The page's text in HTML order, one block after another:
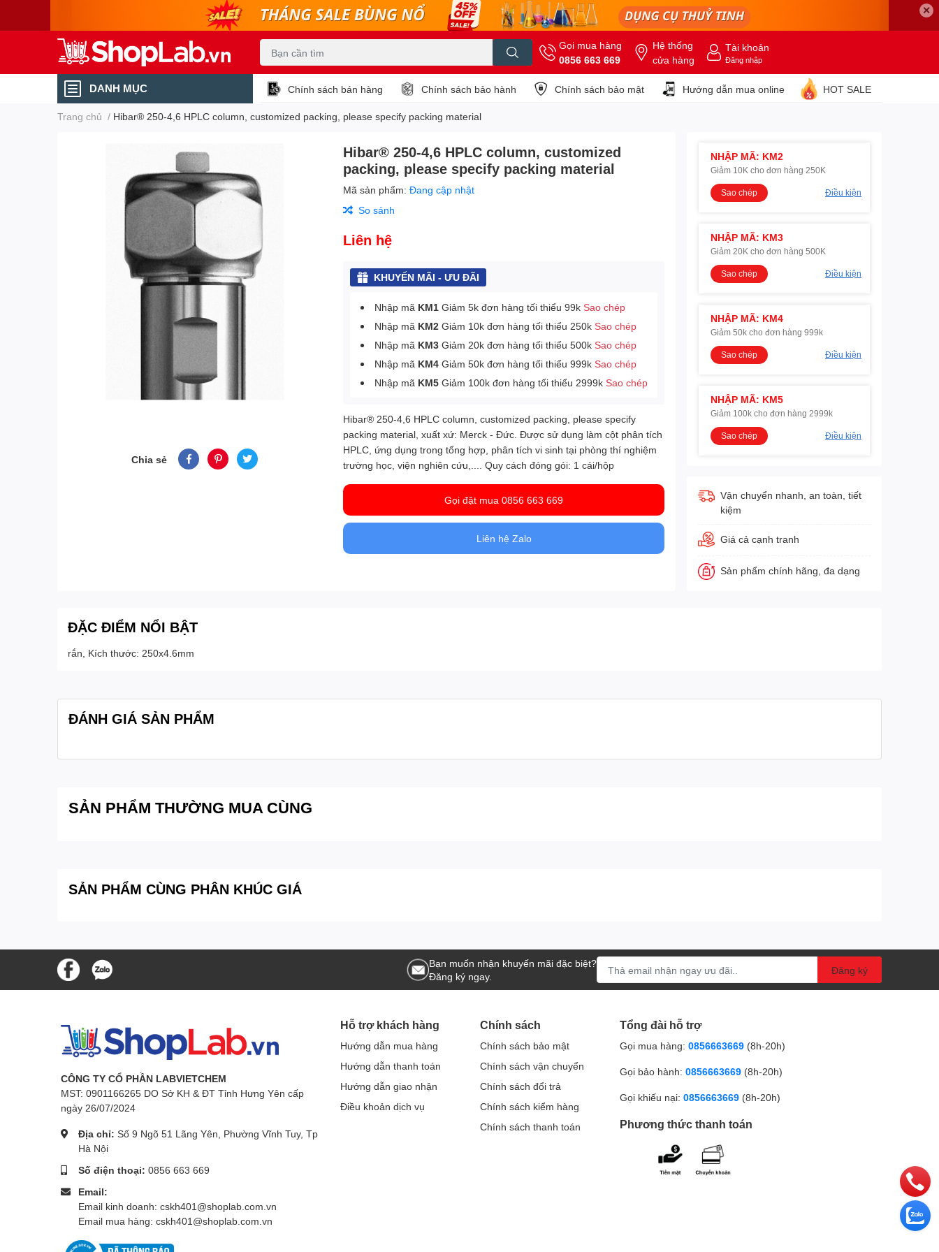
✕
Gọi mua hàng
0856 663 669
Hệ thống
cửa hàng
Tài khoản
Đăng nhập
DANH MỤC Chính sách bán hàng Chính sách bảo hành Chính sách bảo mật Hướng dẫn mua online HOT SALE
Trang chủ / Hibar® 250-4,6 HPLC column, customized packing, please specify packing material
Chia sẻ
Hibar® 250-4,6 HPLC column, customized
packing, please specify packing material
Mã sản phẩm:Đang cập nhật
So sánh
Liên hệ
KHUYẾN MÃI - ƯU ĐÃI
Nhập mã KM1 Giảm 5k đơn hàng tối thiểu 99kSao chép
Nhập mã KM2 Giảm 10k đơn hàng tối thiểu 250kSao chép
Nhập mã KM3 Giảm 20k đơn hàng tối thiểu 500kSao chép
Nhập mã KM4 Giảm 50k đơn hàng tối thiểu 999kSao chép
Nhập mã KM5 Giảm 100k đơn hàng tối thiểu 2999kSao chép
Hibar® 250-4,6 HPLC column, customized packing, please specify
packing material, xuất xứ: Merck - Đức. Được sử dụng làm cột phân tích
HPLC, ứng dụng trong tổng hợp, phân tích vi sinh tại phòng thí nghiệm
trường học, viện nghiên cứu,.... Quy cách đóng gói: 1 cái/hộp
Gọi đặt mua 0856 663 669
Liên hệ Zalo
NHẬP MÃ: KM2
Giảm 10K cho đơn hàng 250K
Sao chép Điều kiện
NHẬP MÃ: KM3
Giảm 20K cho đơn hàng 500K
Sao chép Điều kiện
NHẬP MÃ: KM4
Giảm 50k cho đơn hàng 999k
Sao chép Điều kiện
NHẬP MÃ: KM5
Giảm 100k cho đơn hàng 2999k
Sao chép Điều kiện
Vận chuyển nhanh, an toàn, tiết
kiệm
Giá cả cạnh tranh
Sản phẩm chính hãng, đa dạng
ĐẶC ĐIỂM NỔI BẬT
rắn, Kích thước: 250x4.6mm
ĐÁNH GIÁ SẢN PHẨM
SẢN PHẨM THƯỜNG MUA CÙNG
SẢN PHẨM CÙNG PHÂN KHÚC GIÁ
Bạn muốn nhận khuyến mãi đặc biệt?
Đăng ký ngay.
Đăng ký
CÔNG TY CỔ PHẦN LABVIETCHEM
MST: 0901166265 DO Sở KH & ĐT Tỉnh Hưng Yên cấp
ngày 26/07/2024
Địa chỉ: Số 9 Ngõ 51 Lãng Yên, Phường Vĩnh Tuy, Tp
Hà Nội
Số điện thoại: 0856 663 669
Email:
Email kinh doanh: cskh401@shoplab.com.vn
Email mua hàng: cskh401@shoplab.com.vn
Hỗ trợ khách hàng
Hướng dẫn mua hàng
Hướng dẫn thanh toán
Hướng dẫn giao nhận
Điều khoản dịch vụ
Chính sách
Chính sách bảo mật
Chính sách vận chuyển
Chính sách đổi trả
Chính sách kiểm hàng
Chính sách thanh toán
Tổng đài hỗ trợ
Gọi mua hàng: 0856663669 (8h-20h)
Gọi bảo hành: 0856663669 (8h-20h)
Gọi khiếu nại: 0856663669 (8h-20h)
Phương thức thanh toán